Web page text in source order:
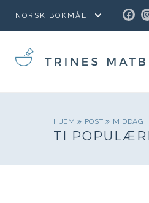
HJEM POST MIDDAG
TI